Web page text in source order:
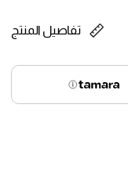
تفاصيل المنتج